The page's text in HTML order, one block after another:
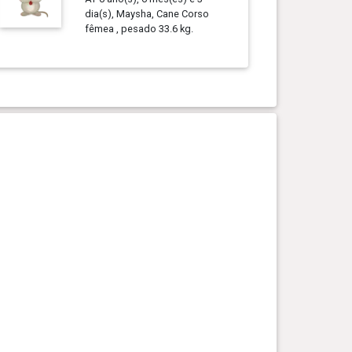
dia(s), Maysha, Cane Corso
fêmea , pesado 33.6 kg.